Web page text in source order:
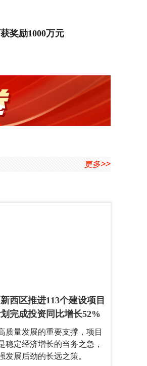
手和有力举措，对于推
奖励1000万元
西区推进113个建设项目
完成投资同比增长52%
质量发展的重要支撑，项目
稳定经济增长的当务之急，
发展后劲的长远之策。